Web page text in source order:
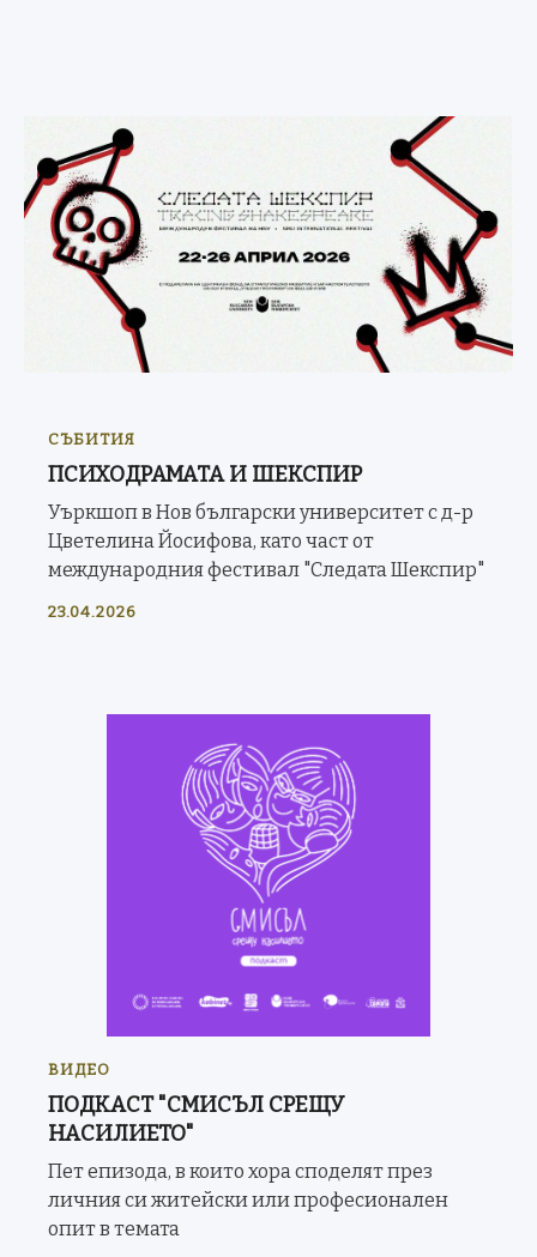
СЪБИТИЯ
ПСИХОДРАМАТА И ШЕКСПИР
Уъркшоп в Нов български университет с д-р
Цветелина Йосифова, като част от
международния фестивал "Следата Шекспир"
23.04.2026
ВИДЕО
ПОДКАСТ "СМИСЪЛ СРЕЩУ
НАСИЛИЕТО"
Пет епизода, в които хора споделят през
личния си житейски или професионален
опит в темата